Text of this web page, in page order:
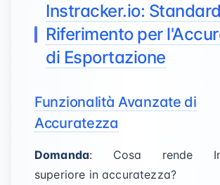
Instracker.io:
Riferimento per
di Esportazione
Funzionalità Avanzate di
Accuratezza
Domanda: Cosa rende
superiore in accuratezza?